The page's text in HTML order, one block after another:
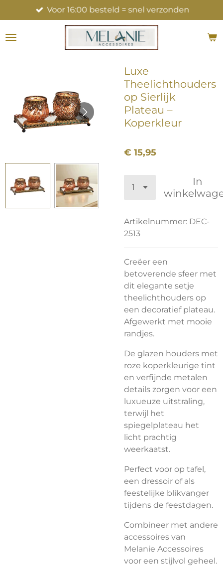
direct
naar
Voor 16:00 besteld = snel verzonden
Luxe
Theelichthouders
op Sierlijk
Plateau –
Koperkleur
€ 15,95
In
Artikelnummer: DEC-
2513
Creëer een
betoverende sfeer met
dit elegante setje
theelichthouders op
een decoratief plateau.
Afgewerkt met mooie
randjes.
De glazen houders met
roze koperkleurige tint
en verfijnde metalen
details zorgen voor een
luxueuze uitstraling,
terwijl het
spiegelplateau het
licht prachtig
weerkaatst.
Perfect voor op tafel,
een dressoir of als
feestelijke blikvanger
tijdens de feestdagen.
Combineer met andere
accessoires van
Melanie Accessoires
voor een stijlvol geheel.